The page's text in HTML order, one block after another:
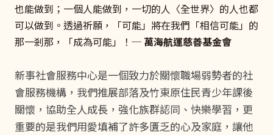
也能做到；一個人能做到，一切的人〈全世界〉的人也都
可以做到。透過祈願，「可能」將在我們「相信可能」的
那一剎那，「成為可能」！─萬海航運慈善基金會
新事社會服務中心是一個致力於關懷職場弱勢者的社
會服務機構，我們推展部落及竹東原住民青少年課後
關懷，協助全人成長，強化族群認同、快樂學習，更
重要的是我們用愛填補了許多匱乏的心及家庭，讓他